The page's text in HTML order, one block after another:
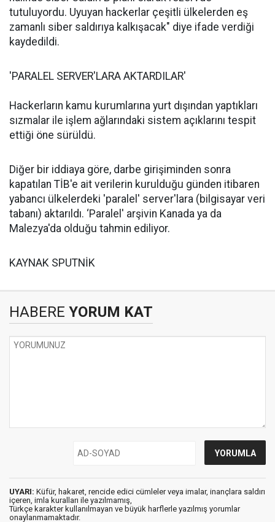
tutuluyordu. Uyuyan hackerlar çeşitli ülkelerden eş
zamanlı siber saldırıya kalkışacak" diye ifade verdiği
kaydedildi.
'PARALEL SERVER'LARA AKTARDILAR'
Hackerların kamu kurumlarına yurt dışından yaptıkları
sızmalar ile işlem ağlarındaki sistem açıklarını tespit
ettiği öne sürüldü.
Diğer bir iddiaya göre, darbe girişiminden sonra
kapatılan TİB'e ait verilerin kurulduğu günden itibaren
yabancı ülkelerdeki 'paralel' server'lara (bilgisayar veri
tabanı) aktarıldı. ‘Paralel' arşivin Kanada ya da
Malezya'da olduğu tahmin ediliyor.
KAYNAK SPUTNİK
HABERE YORUM KAT
UYARI: Küfür, hakaret, rencide edici cümleler veya imalar, inançlara saldırı
içeren, imla kuralları ile yazılmamış,
Türkçe karakter kullanılmayan ve büyük harflerle yazılmış yorumlar
onaylanmamaktadır.